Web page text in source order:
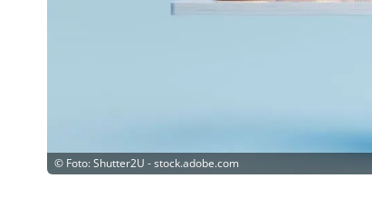
© Foto: Shutter2U - stock.adobe.com